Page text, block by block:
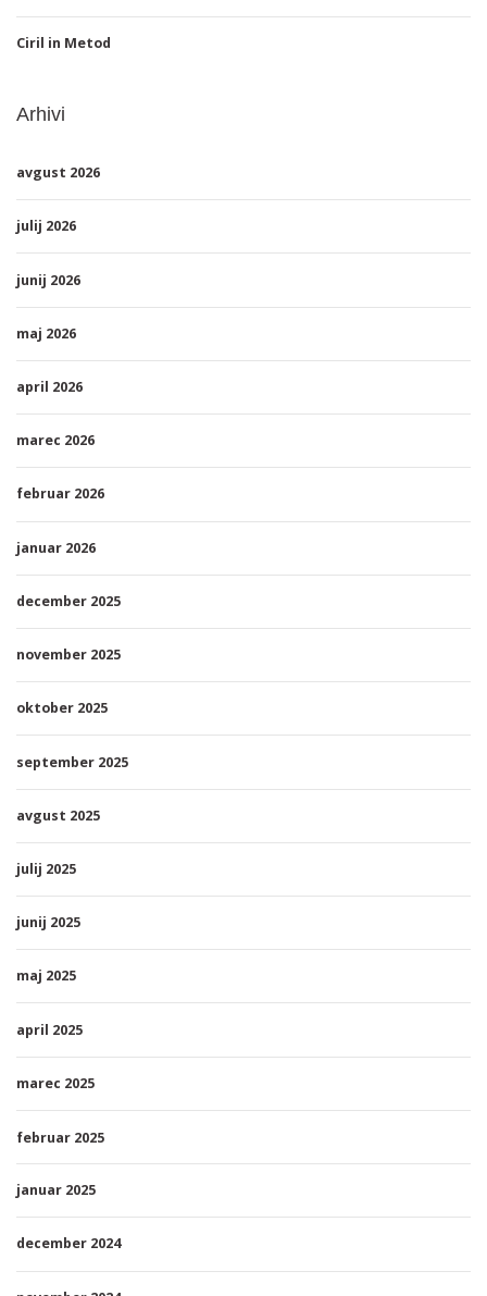
Ciril in Metod
Arhivi
avgust 2026
julij 2026
junij 2026
maj 2026
april 2026
marec 2026
februar 2026
januar 2026
december 2025
november 2025
oktober 2025
september 2025
avgust 2025
julij 2025
junij 2025
maj 2025
april 2025
marec 2025
februar 2025
januar 2025
december 2024